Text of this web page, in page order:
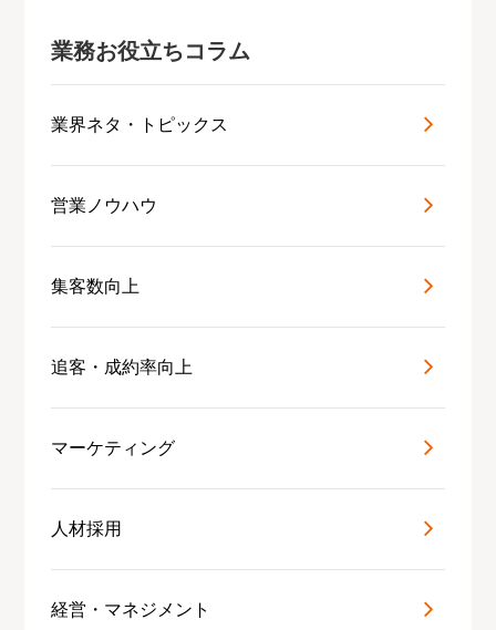
業務お役立ちコラム
業界ネタ・トピックス
営業ノウハウ
集客数向上
追客・成約率向上
マーケティング
人材採用
経営・マネジメント